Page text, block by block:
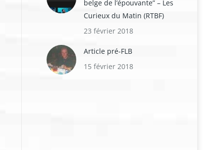
belge de l’épouvante” – Les
Curieux du Matin (RTBF)
23 février 2018
Article pré-FLB
15 février 2018